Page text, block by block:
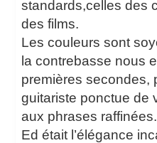
standards,celles des
des films.
Les couleurs sont
la contrebasse nous
premières secondes,
guitariste ponctue de
aux phrases raffinées.
Ed était l’élégance